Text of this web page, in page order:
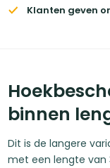
Klanten geven
binnen
Dit is de langere
met een lengte